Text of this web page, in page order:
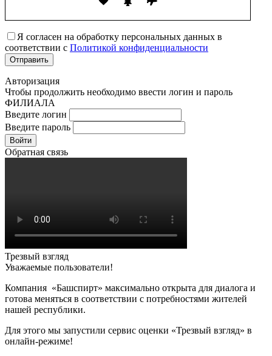
Я согласен на обработку персональных данных в
соответствии с Политикой конфиденциальности
Авторизация
Чтобы продолжить необходимо ввести логин и пароль
ФИЛИАЛА
Введите логин
Введите пароль
Войти
Обратная связь
Трезвый взгляд
Уважаемые пользователи!
Компания «Башспирт» максимально открыта для диалога и
готова меняться в соответствии с потребностями жителей
нашей республики.
Для этого мы запустили сервис оценки «Трезвый взгляд» в
онлайн-режиме!